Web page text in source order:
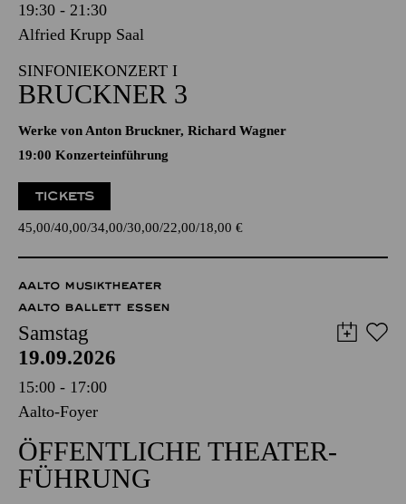
19:30 - 21:30
Alfried Krupp Saal
SINFONIEKONZERT I
BRUCKNER 3
Werke von Anton Bruckner, Richard Wagner
19:00 Konzerteinführung
TICKETS
45,00 40,00 34,00 30,00 22,00 18,00 €
AALTO MUSIKTHEATER
AALTO BALLETT ESSEN
Samstag
19.09.2026
15:00 - 17:00
Aalto-Foyer
ÖFFENTLICHE THEATER­
FÜHRUNG